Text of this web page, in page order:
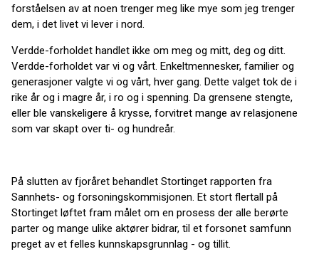
forståelsen av at noen trenger meg like mye som jeg trenger
dem, i det livet vi lever i nord.
Verdde-forholdet handlet ikke om meg og mitt, deg og ditt.
Verdde-forholdet var vi og vårt. Enkeltmennesker, familier og
generasjoner valgte vi og vårt, hver gang. Dette valget tok de i
rike år og i magre år, i ro og i spenning. Da grensene stengte,
eller ble vanskeligere å krysse, forvitret mange av relasjonene
som var skapt over ti- og hundreår.
På slutten av fjoråret behandlet Stortinget rapporten fra
Sannhets- og forsoningskommisjonen. Et stort flertall på
Stortinget løftet fram målet om en prosess der alle berørte
parter og mange ulike aktører bidrar, til et forsonet samfunn
preget av et felles kunnskapsgrunnlag - og tillit.